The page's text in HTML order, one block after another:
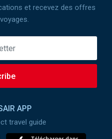
et recevez des offres
APP
travel guide